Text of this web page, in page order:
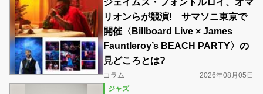
ジェイムス・フォントルロイ、オマ
リオンらが競演! サマソニ東京で
開催〈Billboard Live × James
Fauntleroy’s BEACH PARTY〉の
見どころとは?
コラム
2026年08月05日
ジャズ